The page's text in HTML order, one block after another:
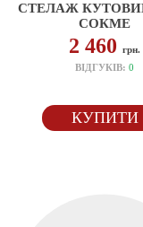
СТЕЛАЖ
СОКМЕ
2 460грн.
ВІДГУКІВ:0
КУПИТИ